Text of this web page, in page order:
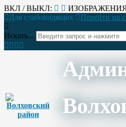
ВКЛ / ВЫКЛ:
Для слабовидящих
Перейти на
Искать...